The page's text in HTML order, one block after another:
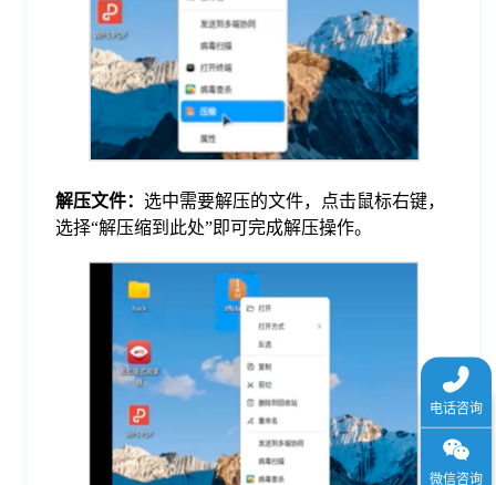
解压文件： 选中需要解压的文件，点击鼠标右键，
选择“解压缩到此处”即可完成解压操作。